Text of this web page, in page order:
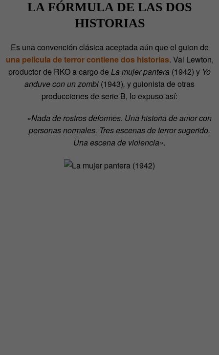
LA FÓRMULA DE LAS DOS
HISTORIAS
Es una convención clásica aceptada aún que el guion de
una película de terror contiene dos historias. Val Lewton,
productor de RKO a cargo de La mujer pantera (1942) y Yo
anduve con un zombi (1943), y guionista de otras
producciones de serie B, lo expuso así:
«Nada de rostros deformes. Una historia de amor con
personas normales. Tres escenas de terror sugerido.
Una escena de violencia».